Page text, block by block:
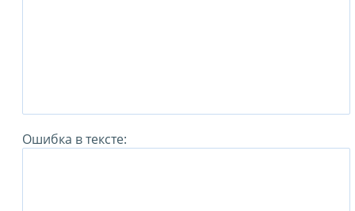
Ошибка в тексте: